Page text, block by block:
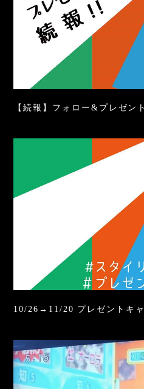
【続報】フォロー&プレゼン
10/26→11/20 プレゼントキャ